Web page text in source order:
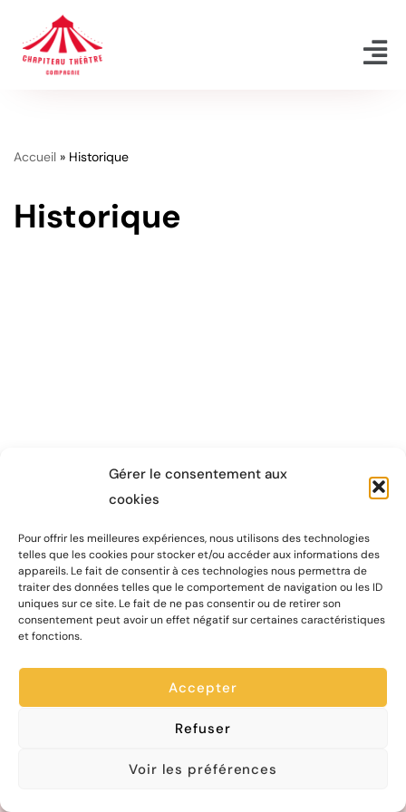
Gérer le consentement aux
cookies
Pour offrir les meilleures expériences, nous utilisons des technologies
telles que les cookies pour stocker et/ou accéder aux informations des
appareils. Le fait de consentir à ces technologies nous permettra de
traiter des données telles que le comportement de navigation ou les ID
uniques sur ce site. Le fait de ne pas consentir ou de retirer son
consentement peut avoir un effet négatif sur certaines caractéristiques
et fonctions.
Accepter
Refuser
Voir les préférences
Aller
Accueil » Historique
Historique
Chapiteau Théâtre compagnie
Maison des Associations
Boite P3
Suivez nos aventures :
Contactez-nous !